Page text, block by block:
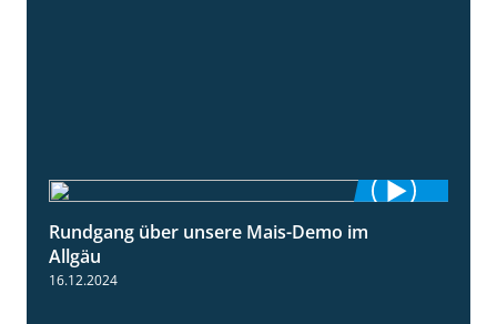
Rundgang über unsere Mais-Demo im
Allgäu
16.12.2024